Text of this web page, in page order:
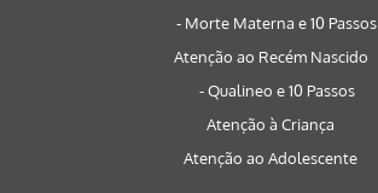
- Morte Materna e 10 Passos
Atenção ao Recém Nascido
- Qualineo e 10 Passos
Atenção à Criança
Atenção ao Adolescente